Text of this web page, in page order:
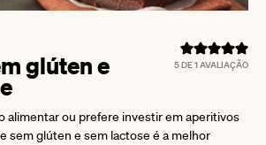
5DE 1 AVALIAÇÃO
glúten e
alimentar ou prefere investir em aperitivos
sem glúten e sem lactose é a melhor